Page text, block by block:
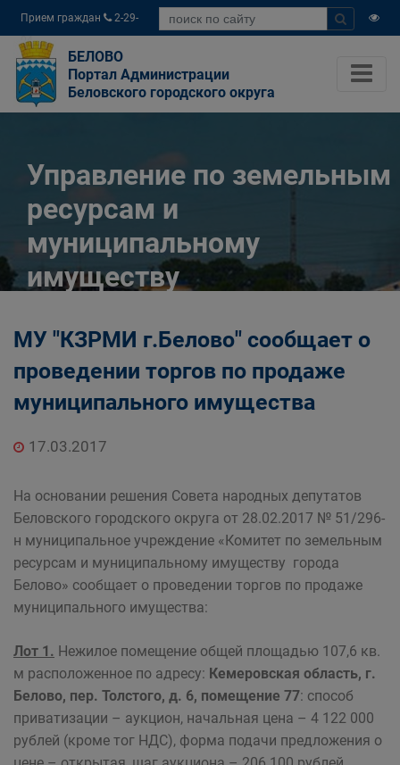
Прием граждан
2-29-
04
БЕЛОВО
Портал Администрации
Беловского городского округа
Управление по земельным
ресурсам и
муниципальному
имуществу
Беловского городского
округа
Структурные подразделения Администрации
Управление по земельным ресурсам и
муниципальному имуществу Администрации
Беловского городского округа
МУ "КЗРМИ г.Белово" сообщает о
проведении торгов по продаже
муниципального имущества
17.03.2017
На основании решения Совета народных депутатов
Беловского городского округа от 28.02.2017 № 51/296-
н муниципальное учреждение «Комитет по земельным
ресурсам и муниципальному имуществу города
Белово» сообщает о проведении торгов по продаже
муниципального имущества:
Лот 1. Нежилое помещение общей площадью 107,6 кв.
м расположенное по адресу: Кемеровская область, г.
Белово, пер. Толстого, д. 6, помещение 77: способ
приватизации – аукцион, начальная цена – 4 122 000
рублей (кроме тог НДС), форма подачи предложения о